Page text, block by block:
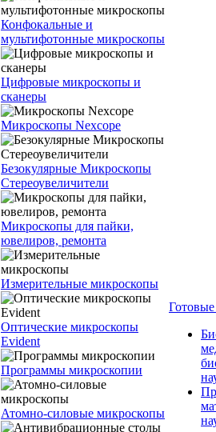
Конфокальные и
мультифотонные микроскопы
Цифровые микроскопы и
сканеры
Микроскопы Nexcope
Безокулярные Микроскопы
Стереоувеличители
Микроскопы для пайки,
ювелиров, ремонта
Измерительные микроскопы
Оптические микроскопы
Evident
Программы микроскопии
Атомно-силовые микроскопы